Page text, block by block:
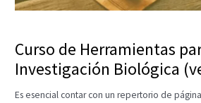
Curso de Herramientas
Investigación Biológica
Es esencial contar con un repertorio de